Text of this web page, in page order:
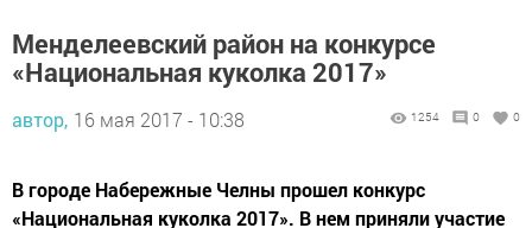
Менделеевский район на конкурсе
«Национальная куколка 2017»
автор, 16 мая 2017 - 10:38 1254 0 0
В городе Набережные Челны прошел конкурс
«Национальная куколка 2017». В нем приняли участие